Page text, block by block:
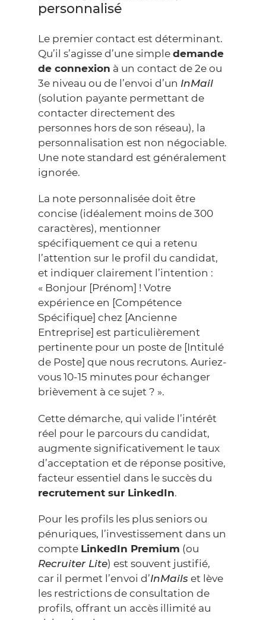
personnalisé
Le premier contact est déterminant.
Qu’il s’agisse d’une simple demande
de connexion à un contact de 2e ou
3e niveau ou de l’envoi d’un InMail
(solution payante permettant de
contacter directement des
personnes hors de son réseau), la
personnalisation est non négociable.
Une note standard est généralement
ignorée.
La note personnalisée doit être
concise (idéalement moins de 300
caractères), mentionner
spécifiquement ce qui a retenu
l’attention sur le profil du candidat,
et indiquer clairement l’intention :
« Bonjour [Prénom] ! Votre
expérience en [Compétence
Spécifique] chez [Ancienne
Entreprise] est particulièrement
pertinente pour un poste de [Intitulé
de Poste] que nous recrutons. Auriez-
vous 10-15 minutes pour échanger
brièvement à ce sujet ? ».
Cette démarche, qui valide l’intérêt
réel pour le parcours du candidat,
augmente significativement le taux
d’acceptation et de réponse positive,
facteur essentiel dans le succès du
recrutement sur LinkedIn.
Pour les profils les plus seniors ou
pénuriques, l’investissement dans un
compte LinkedIn Premium (ou
Recruiter Lite) est souvent justifié,
car il permet l’envoi d’InMails et lève
les restrictions de consultation de
profils, offrant un accès illimité au